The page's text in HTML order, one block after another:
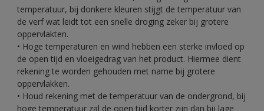
temperatuur, bij donkere kleuren stijgt de temperatuur van
de verf wat leidt tot een snelle droging zeker bij grotere
oppervlakten.
• Hoge temperaturen en wind hebben een sterke invloed op
de open tijd en vloeigedrag van het product. Hiermee dient
rekening te worden gehouden met name bij grotere
oppervlakken.
• Houd rekening met de temperatuur van de ondergrond, bij
hoge temperatuur zal de open tijd korter zijn dan bij lage